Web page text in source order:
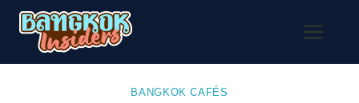
Zum
Inhalt
springen
BANGKOK CAFÉS